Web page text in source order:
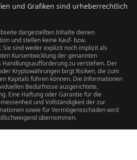
und Grafiken sind urheberrechtlich
dargestellten Inhalte dienen
und stellen keine Kauf- bzw.
sind weder explizit noch implizit als
Kursentwicklung der genannten
Handlungsaufforderung zu verstehen. Der
Kryptowährungen birgt Risiken, die zum
Kapitals führen können. Die Informationen
Bedürfnisse ausgerichtete,
Eine Haftung oder Garantie für die
und Vollständigkeit der zur
sowie für Vermögensschäden wird
übernommen.